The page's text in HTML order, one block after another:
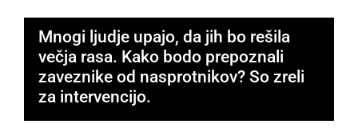
Mnogi ljudje upajo, da jih bo rešila
večja rasa. Kako bodo prepoznali
zaveznike od nasprotnikov? So zreli
za intervencijo.